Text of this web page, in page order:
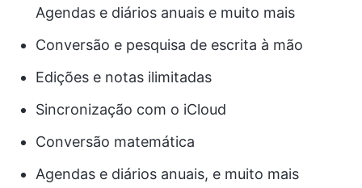
Agendas e diários anuais e muito mais
Conversão e pesquisa de escrita à mão
Edições e notas ilimitadas
Sincronização com o iCloud
Conversão matemática
Agendas e diários anuais, e muito mais